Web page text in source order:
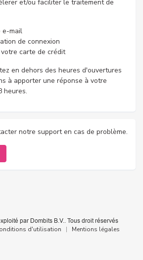
et/ou faciliter le traitement de
e-mail
de connexion
carte de crédit
en dehors des heures d'ouvertures
à apporter une réponse à votre
heures.
notre support en cas de problème.
d'utilisation | Mentions légales